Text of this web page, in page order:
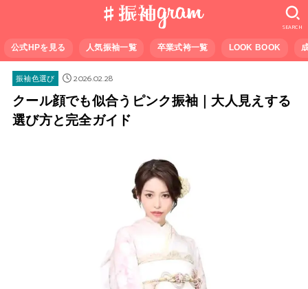
公式HPを見る 人気振袖一覧 卒業式袴一覧 LOOK BOOK
SEARCH
振袖色選び
2026.02.28
クール顔でも似合うピンク振袖｜大人見えする
選び方と完全ガイド